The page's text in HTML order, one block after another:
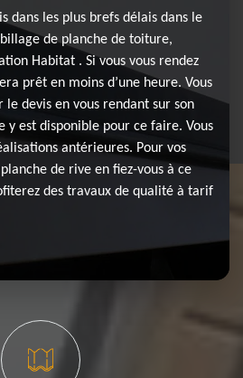
dans les plus brefs délais dans le
de planche de toiture,
Habitat . Si vous vous rendez
prêt en moins d’une heure. Vous
le devis en vous rendant sur son
y est disponible pour ce faire. Vous
antérieures. Pour vos
de rive en fiez-vous à ce
des travaux de qualité à tarif